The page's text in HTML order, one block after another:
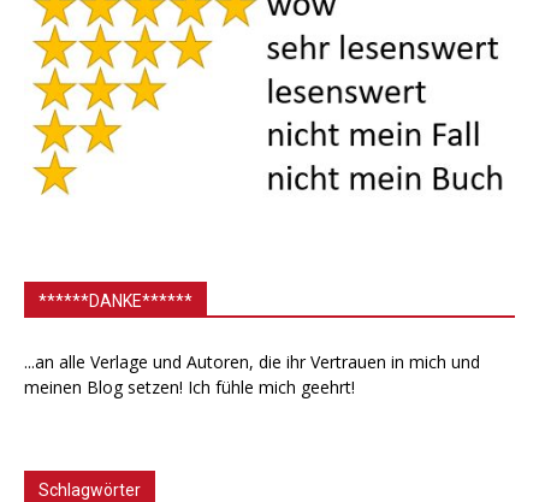
******DANKE******
...an alle Verlage und Autoren, die ihr Vertrauen in mich und
meinen Blog setzen! Ich fühle mich geehrt!
Schlagwörter